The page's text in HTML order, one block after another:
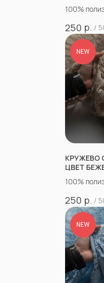
100%
250 р. /
NEW
КРУЖЕВО
ЦВЕТ
100%
250 р. /
NEW